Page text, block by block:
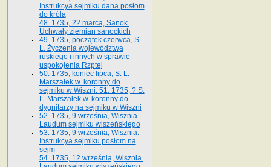
Instrukcya sejmiku dana posłom
do króla
48. 1735, 22 marca, Sanok.
Uchwały ziemian sanockich
49. 1735, początek czerwca, S.
L. Życzenia województwa
ruskiego i innych w sprawie
uspokojenia Rzptej
50. 1735, koniec lipca, S. L.
Marszałek w. koronny do
sejmiku w Wiszni. 51. 1735, ? S.
L. Marszałek w. koronny do
dygnitarzy na sejmiku w Wiszni
52. 1735, 9 września, Wisznia.
Laudum sejmiku wiszeńskiego
53. 1735, 9 września, Wisznia.
Instrukcya sejmiku posłom na
sejm
54. 1735, 12 września, Wisznia.